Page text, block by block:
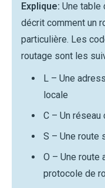
Explique: Une table
décrit comment un
particulière. Les
routage sont les
L – Une
locale
C – Un
S – Une route
O – Une route
protocole de